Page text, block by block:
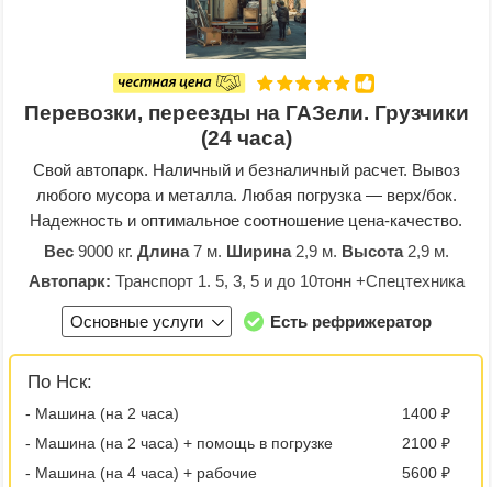
Перевозки, переезды на ГАЗели. Грузчики
(24 часа)
Свой автопарк. Наличный и безналичный расчет. Вывоз
любого мусора и металла. Любая погрузка — верх/бок.
Надежность и оптимальное соотношение цена-качество.
Вес9000 кг. Длина7 м. Ширина2,9 м. Высота2,9 м.
Автопарк: Транспорт 1. 5, 3, 5 и до 10тонн +Спецтехника
Основные услуги Есть рефрижератор
По Нск:
- Машина (на 2 часа)
1400 ₽
- Машина (на 2 часа) + помощь в погрузке
2100 ₽
- Машина (на 4 часа) + рабочие
5600 ₽